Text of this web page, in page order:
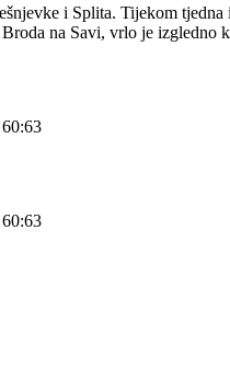
i Splita. Tijekom
na Savi, vrlo je